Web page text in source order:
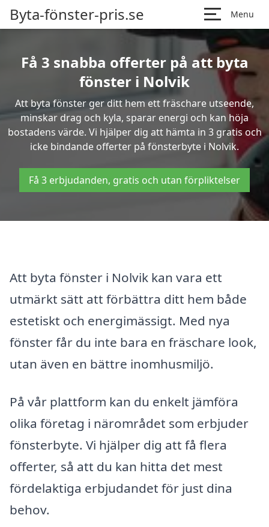
Byta-fönster-pris.se Menu
Få 3 snabba offerter på att byta
fönster i Nolvik
Att byta fönster ger ditt hem ett fräschare utseende,
minskar drag och kyla, sparar energi och kan höja
bostadens värde. Vi hjälper dig att hämta in 3 gratis och
icke bindande offerter på fönsterbyte i Nolvik.
Få 3 erbjudanden, gratis och utan förpliktelser
Att byta fönster i Nolvik kan vara ett
utmärkt sätt att förbättra ditt hem både
estetiskt och energimässigt. Med nya
fönster får du inte bara en fräschare look,
utan även en bättre inomhusmiljö.
På vår plattform kan du enkelt jämföra
olika företag i närområdet som erbjuder
fönsterbyte. Vi hjälper dig att få flera
offerter, så att du kan hitta det mest
fördelaktiga erbjudandet för just dina
behov.